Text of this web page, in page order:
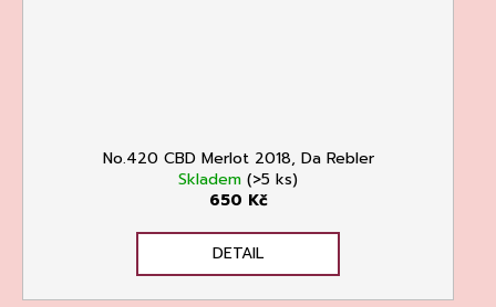
No.420 CBD Merlot 2018, Da Rebler
Skladem (>5 ks)
650 Kč
DETAIL